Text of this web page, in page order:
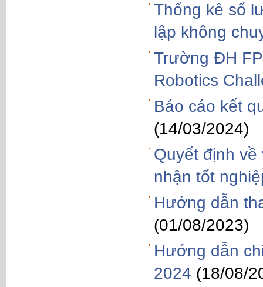
Thống kê số
lập không
Trường ĐH
Robotics
Báo cáo kết
(14/03/2024)
Quyết định
nhận tốt
Hướng dẫn
(01/08/2023)
Hướng dẫn
2024 (18/08/